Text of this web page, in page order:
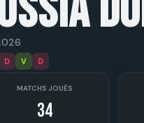
D V D
MATCHS JOUÉS
34